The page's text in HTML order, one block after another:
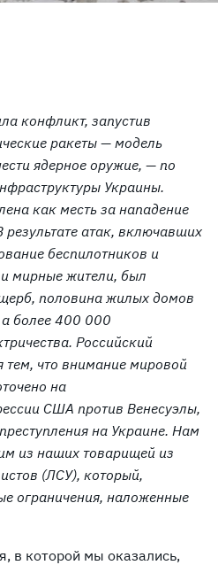
конфликт, запустив
ракеты — модель
ядерное оружие, — по
Украины.
как месть за нападение
атак, включавших
беспилотников и
мирные жители, был
половина жилых домов
а более 400 000
Российский
тем, что внимание мировой
на
США против Венесуэлы,
на Украине. Нам
из наших товарищей из
(ЛСУ), который,
ограничения, наложенные
в которой мы оказались,